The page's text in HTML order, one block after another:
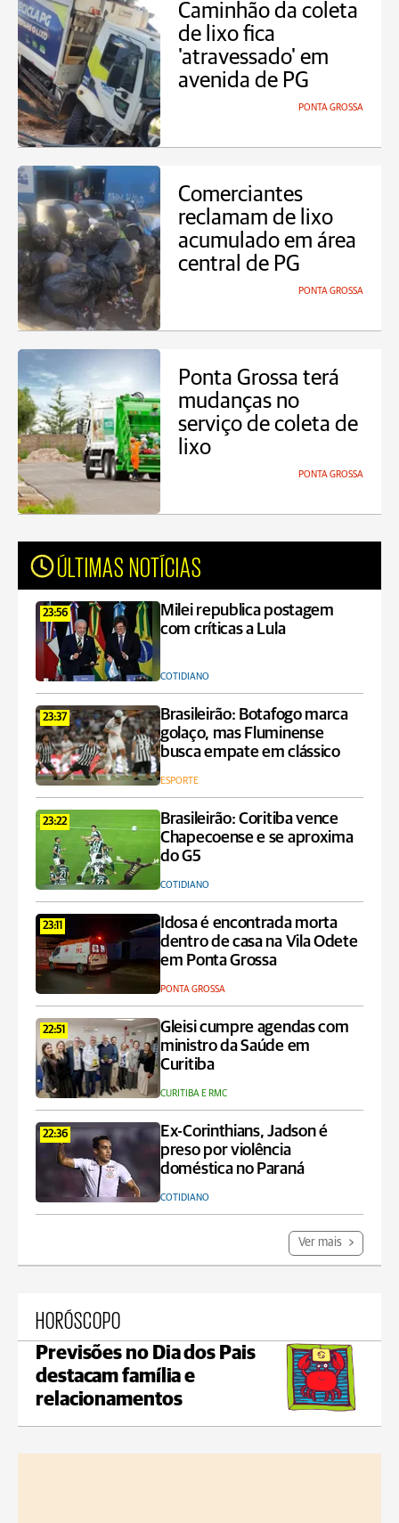
Caminhão da coleta
de lixo fica
'atravessado' em
avenida de PG
PONTA GROSSA
Comerciantes
reclamam de lixo
acumulado em área
central de PG
PONTA GROSSA
Ponta Grossa terá
mudanças no
serviço de coleta de
lixo
PONTA GROSSA
ÚLTIMAS NOTÍCIAS
23:56
Milei republica postagem
com críticas a Lula
COTIDIANO
23:37
Brasileirão: Botafogo marca
golaço, mas Fluminense
busca empate em clássico
ESPORTE
23:22
Brasileirão: Coritiba vence
Chapecoense e se aproxima
do G5
COTIDIANO
23:11
Idosa é encontrada morta
dentro de casa na Vila Odete
em Ponta Grossa
PONTA GROSSA
22:51
Gleisi cumpre agendas com
ministro da Saúde em
Curitiba
CURITIBA E RMC
22:36
Ex-Corinthians, Jadson é
preso por violência
doméstica no Paraná
COTIDIANO
Ver mais
HORÓSCOPO
Previsões no Dia dos Pais
destacam família e
relacionamentos